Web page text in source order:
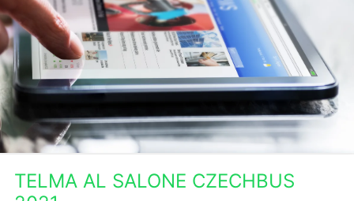
TELMA AL SALONE CZECHBUS